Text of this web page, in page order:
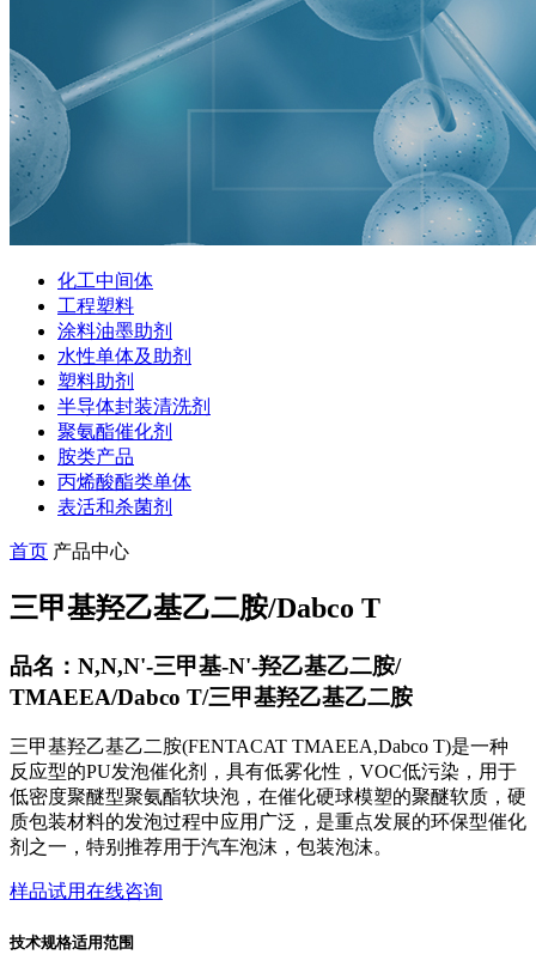
化工中间体
工程塑料
涂料油墨助剂
水性单体及助剂
塑料助剂
半导体封装清洗剂
聚氨酯催化剂
胺类产品
丙烯酸酯类单体
表活和杀菌剂
首页 产品中心
三甲基羟乙基乙二胺/Dabco T
品名：N,N,N'-三甲基-N'-羟乙基乙二胺/
TMAEEA/Dabco T/三甲基羟乙基乙二胺
三甲基羟乙基乙二胺(FENTACAT TMAEEA,Dabco T)是一种
反应型的PU发泡催化剂，具有低雾化性，VOC低污染，用于
低密度聚醚型聚氨酯软块泡，在催化硬球模塑的聚醚软质，硬
质包装材料的发泡过程中应用广泛，是重点发展的环保型催化
剂之一，特别推荐用于汽车泡沫，包装泡沫。
样品试用在线咨询
技术规格适用范围